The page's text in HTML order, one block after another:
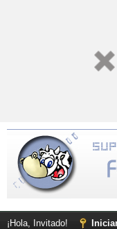
¡Hola, Invitado!